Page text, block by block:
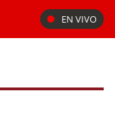
EN VIVO